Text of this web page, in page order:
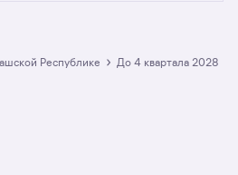
в разделе размещено
Республике › до 4 квартала 2028